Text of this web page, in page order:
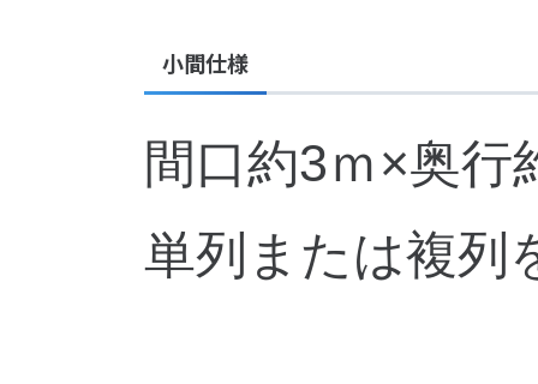
小間仕様
間口約3ｍ×奥行
単列または複列